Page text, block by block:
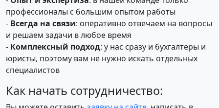
профессионалы с большим опытом работы
- Всегда на связи: оперативно отвечаем на вопросы
и решаем задачи в любое время
- Комплексный подход: у нас сразу и бухгалтеры и
юристы, поэтому вам не нужно искать отдельных
специалистов
Как начать сотрудничество: